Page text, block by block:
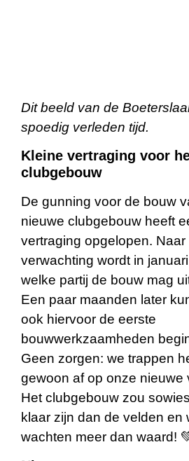
Dit beeld van de
spoedig verleden tijd.
Kleine vertraging voor
clubgebouw
De gunning voor de bouw
nieuwe clubgebouw heeft
vertraging opgelopen. Naar
verwachting wordt in
welke partij de bouw mag
Een paar maanden later
ook hiervoor de eerste
bouwwerkzaamheden
Geen zorgen: we trappen
gewoon af op onze nieuwe
Het clubgebouw zou
klaar zijn dan de velden en
wachten meer dan waard!